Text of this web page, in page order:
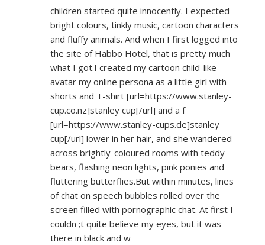
children started quite innocently. I expected
bright colours, tinkly music, cartoon characters
and fluffy animals. And when I first logged into
the site of Habbo Hotel, that is pretty much
what I got.I created my cartoon child-like
avatar my online persona as a little girl with
shorts and T-shirt [url=https://www.stanley-
cup.co.nz]stanley cup[/url] and a f
[url=https://www.stanley-cups.de]stanley
cup[/url] lower in her hair, and she wandered
across brightly-coloured rooms with teddy
bears, flashing neon lights, pink ponies and
fluttering butterflies.But within minutes, lines
of chat on speech bubbles rolled over the
screen filled with pornographic chat. At first I
couldn ;t quite believe my eyes, but it was
there in black and w